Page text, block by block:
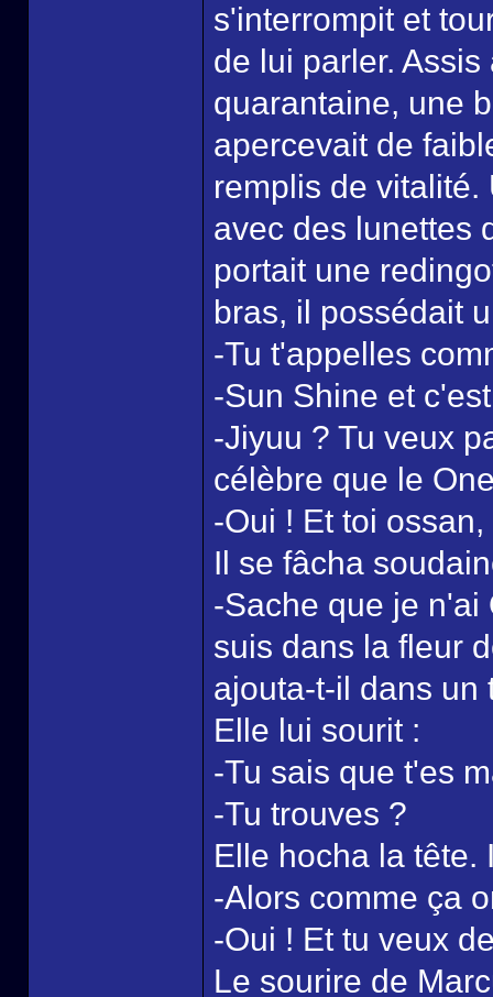
s'interrompit et
de lui parler.
quarantaine, une
apercevait de
remplis de
avec des lunettes
portait une
bras, il possédait
-Tu t'appelles
-Sun Shine et
-Jiyuu ? Tu veux
célèbre que le
-Oui ! Et toi
Il se fâcha
-Sache que je n'ai
suis dans la fleur
ajouta-t-il dans un
Elle lui sourit :
-Tu sais que t'es
-Tu trouves ?
Elle hocha la tête.
-Alors comme ça
-Oui ! Et tu veux
Le sourire de